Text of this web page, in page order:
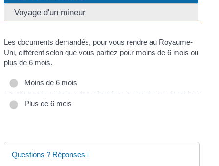
Voyage d'un mineur
Les documents demandés, pour vous rendre au Royaume-
Uni, diffèrent selon que vous partiez pour moins de 6 mois ou
plus de 6 mois.
Moins de 6 mois
Plus de 6 mois
Questions ? Réponses !